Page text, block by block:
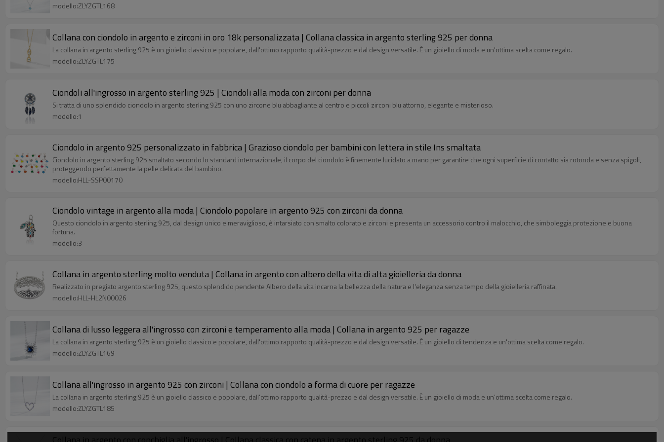
modello:ZLYZGTL168
Collana con ciondolo in argento e zirconi in oro 18k personalizzata | Collana classica in argento sterling 925 per donna
La collana in argento sterling 925 è un gioiello classico e popolare, dall'ottimo rapporto qualità-prezzo e dal design versatile. È un gioiello di moda e un'ottima scelta come regalo.
modello:ZLYZGTL175
Ciondoli all'ingrosso in argento sterling 925 | Ciondoli alla moda con zirconi per donna
Si tratta di uno splendido ciondolo in argento sterling 925 con uno zircone blu abbagliante al centro e piccoli zirconi blu attorno, elegante e misterioso.
modello:1
Ciondolo in argento 925 personalizzato in fabbrica | Grazioso ciondolo per bambini con lettera in stile Ins smaltata
Ciondolo in argento sterling 925 smaltato secondo lo standard internazionale, il corpo del ciondolo è finemente lucidato a mano per garantire che ogni superficie di contatto sia rotonda e senza spigoli,
proteggendo perfettamente la pelle delicata del bambino.
modello:HLL-SSP00170
Ciondolo vintage in argento alla moda | Ciondolo popolare in argento 925 con zirconi da donna
Questo ciondolo in argento sterling 925, dal design unico e meraviglioso, è intarsiato con smalto colorato e zirconi e presenta un accessorio contro il malocchio, che simboleggia protezione e buona
fortuna.
modello:3
Collana in argento sterling molto venduta | Collana in argento con albero della vita di alta gioielleria da donna
Realizzato in pregiato argento sterling 925, questo splendido pendente Albero della vita incarna la bellezza della natura e l'eleganza senza tempo della gioielleria raffinata.
modello:HLL-HL2N00026
Collana di lusso leggera all'ingrosso con zirconi e temperamento alla moda | Collana in argento 925 per ragazze
La collana in argento sterling 925 è un gioiello classico e popolare, dall'ottimo rapporto qualità-prezzo e dal design versatile. È un gioiello di tendenza e un'ottima scelta come regalo.
modello:ZLYZGTL169
Collana all'ingrosso in argento 925 con zirconi | Collana con ciondolo a forma di cuore per ragazze
La collana in argento sterling 925 è un gioiello classico e popolare, dall'ottimo rapporto qualità-prezzo e dal design versatile. È un gioiello di moda e un'ottima scelta come regalo.
modello:ZLYZGTL185